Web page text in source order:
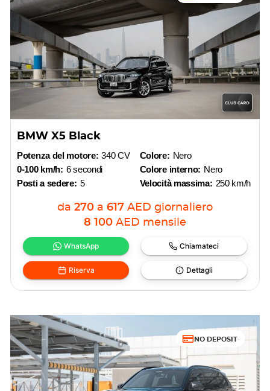
BMW X5 Black
Potenza del motore: 340 CV
0-100 km/h: 6 secondi
Posti a sedere: 5
Colore: Nero
Colore interno: Nero
Velocità massima: 250 km/h
da 270 a 617 AED giornaliero
8 100 AED mensile
WhatsApp Chiamateci
Riserva Dettagli
NO DEPOSIT